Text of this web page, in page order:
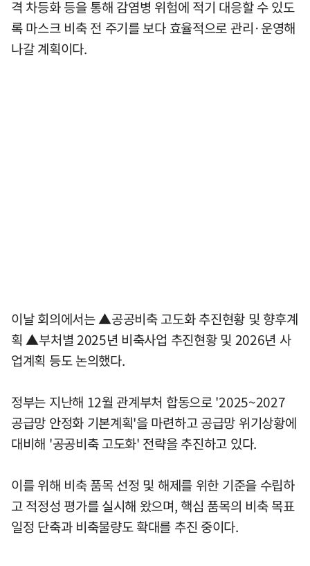
격 차등화 등을 통해 감염병 위험에 적기 대응할 수 있도
록 마스크 비축 전 주기를 보다 효율적으로 관리·운영해
나갈 계획이다.
이날 회의에서는 ▲공공비축 고도화 추진현황 및 향후계
획 ▲부처별 2025년 비축사업 추진현황 및 2026년 사
업계획 등도 논의했다.
정부는 지난해 12월 관계부처 합동으로 '2025~2027
공급망 안정화 기본계획'을 마련하고 공급망 위기상황에
대비해 '공공비축 고도화' 전략을 추진하고 있다.
이를 위해 비축 품목 선정 및 해제를 위한 기준을 수립하
고 적정성 평가를 실시해 왔으며, 핵심 품목의 비축 목표
일정 단축과 비축물량도 확대를 추진 중이다.